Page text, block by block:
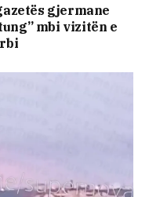
gjermane
mbi vizitën e